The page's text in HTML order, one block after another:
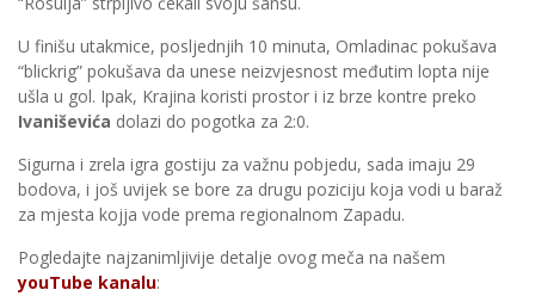
U finišu utakmice, posljednjih 10 minuta, Omladinac pokušava
“blickrig” pokušava da unese neizvjesnost međutim lopta nije
ušla u gol. Ipak, Krajina koristi prostor i iz brze kontre preko
Ivaniševića dolazi do pogotka za 2:0.
Sigurna i zrela igra gostiju za važnu pobjedu, sada imaju 29
bodova, i još uvijek se bore za drugu poziciju koja vodi u baraž
za mjesta kojja vode prema regionalnom Zapadu.
Pogledajte najzanimljivije detalje ovog meča na našem
youTube kanalu: